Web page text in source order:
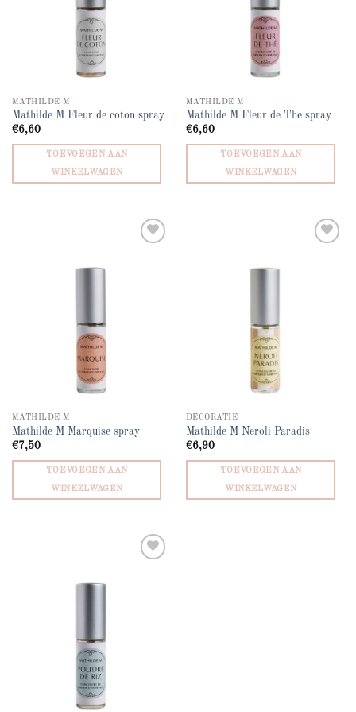
MATHILDE M
Mathilde M Fleur de coton spray
€6,60
TOEVOEGEN AAN
WINKELWAGEN
MATHILDE M
Mathilde M Fleur de The spray
€6,60
TOEVOEGEN AAN
WINKELWAGEN
MATHILDE M
Mathilde M Marquise spray
€7,50
TOEVOEGEN AAN
WINKELWAGEN
DECORATIE
Mathilde M Neroli Paradis
€6,90
TOEVOEGEN AAN
WINKELWAGEN